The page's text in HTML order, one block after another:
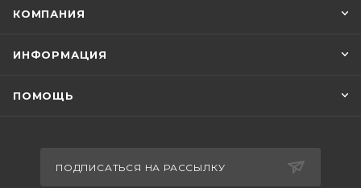
КОМПАНИЯ
ИНФОРМАЦИЯ
ПОМОЩЬ
ПОДПИСАТЬСЯ НА РАССЫЛКУ